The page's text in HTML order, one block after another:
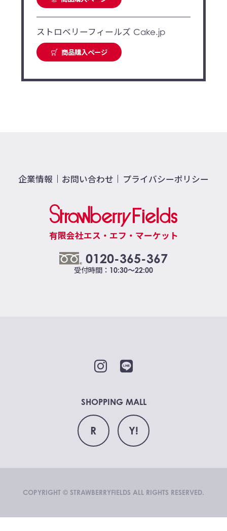
ストロベリーフィールズ Cake.jp
商品購入ページ
企業情報 お問い合わせ プライバシーポリシー
有限会社エス・エフ・マーケット
0120-365-367
受付時間： 10:30～22:00
SHOPPING MALL
R Y!
COPYRIGHT © STRAWBERRYFIELDS ALL RIGHTS RESERVED.